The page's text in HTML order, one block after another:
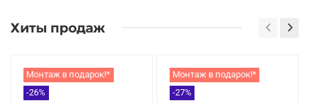
Хиты продаж
Монтаж в подарок!*
-26%
Монтаж в подарок!*
-27%